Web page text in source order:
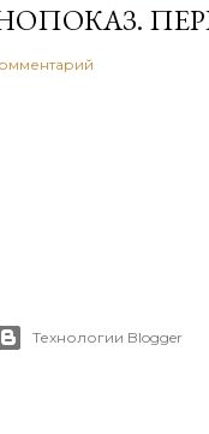
Технологии Blogger